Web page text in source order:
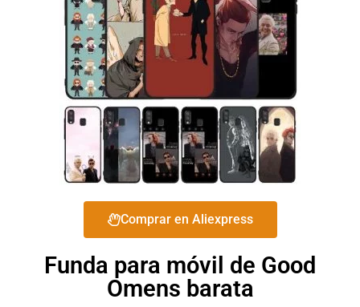
Comprar en Aliexpress
Funda para móvil de Good
Omens barata